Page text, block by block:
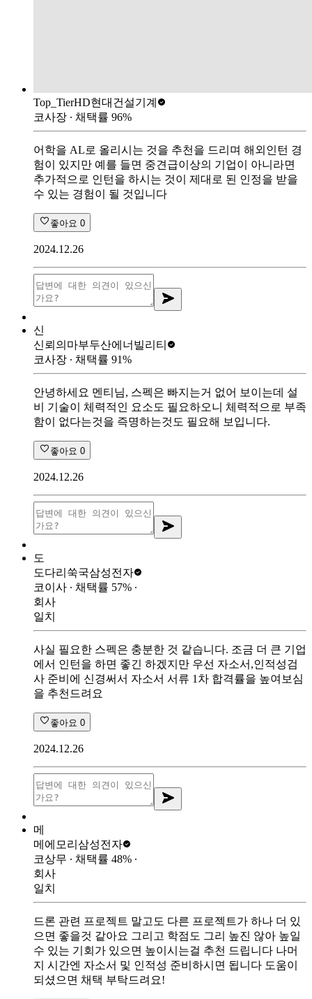
Top_TierHD현대건설기계
코사장 ∙ 채택률 96%
어학을 AL로 올리시는 것을 추천을 드리며 해외인턴 경
험이 있지만 예를 들면 중견급이상의 기업이 아니라면
추가적으로 인턴을 하시는 것이 제대로 된 인정을 받을
수 있는 경험이 될 것입니다
좋아요 0
2024.12.26
신
신뢰의마부두산에너빌리티
코사장 ∙ 채택률 91%
안녕하세요 멘티님, 스펙은 빠지는거 없어 보이는데 설
비 기술이 체력적인 요소도 필요하오니 체력적으로 부족
함이 없다는것을 즉명하는것도 필요해 보입니다.
좋아요 0
2024.12.26
도
도다리쑥국삼성전자
코이사 ∙ 채택률 57% ∙
회사
일치
사실 필요한 스펙은 충분한 것 같습니다. 조금 더 큰 기업
에서 인턴을 하면 좋긴 하겠지만 우선 자소서,인적성검
사 준비에 신경써서 자소서 서류 1차 합격률을 높여보심
을 추천드려요
좋아요 0
2024.12.26
메
메에모리 삼성전자
코상무 ∙ 채택률 48% ∙
회사
일치
드론 관련 프로젝트 말고도 다른 프로젝트가 하나 더 있
으면 좋을것 같아요 그리고 학점도 그리 높진 않아 높일
수 있는 기회가 있으면 높이시는걸 추천 드립니다 나머
지 시간엔 자소서 및 인적성 준비하시면 됩니다 도움이
되셨으면 채택 부탁드려요!